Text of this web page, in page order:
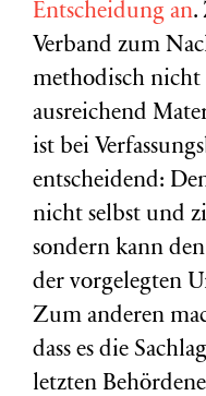
Entscheidung an.
Verband zum
methodisch nicht
ausreichend
ist bei
entscheidend:
nicht selbst und
sondern kann
der vorgelegten
Zum anderen
dass es die
letzten